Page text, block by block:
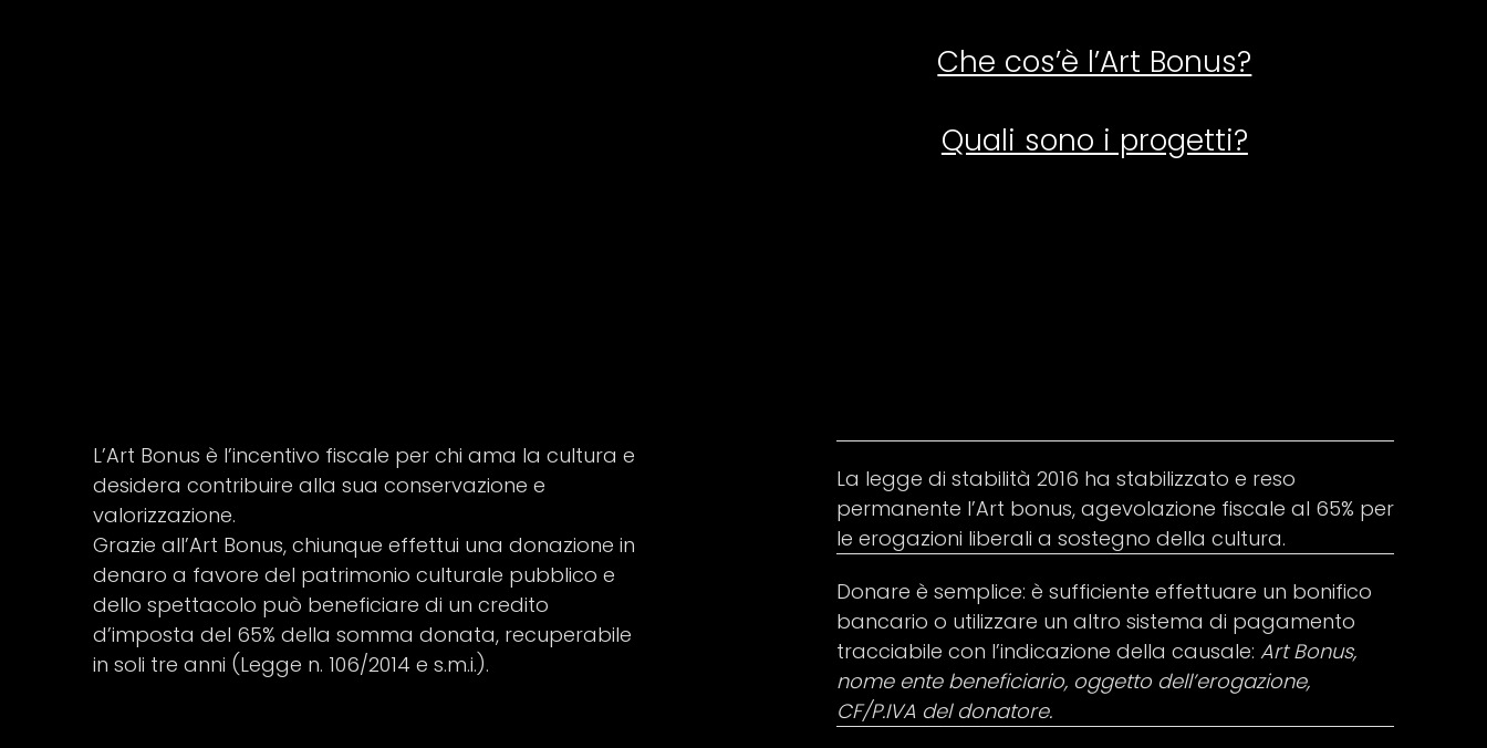
L’Art Bonus è l’incentivo fiscale per chi ama la cultura e
desidera contribuire alla sua conservazione e
valorizzazione.
Grazie all’Art Bonus, chiunque effettui una donazione in
denaro a favore del patrimonio culturale pubblico e
dello spettacolo può beneficiare di un credito
d’imposta del 65% della somma donata, recuperabile
in soli tre anni (Legge n. 106/2014 e s.m.i.).
La legge di stabilità 2016 ha stabilizzato e reso
permanente l’Art bonus, agevolazione fiscale al 65% per
le erogazioni liberali a sostegno della cultura.
Donare è semplice: è sufficiente effettuare un bonifico
bancario o utilizzare un altro sistema di pagamento
tracciabile con l’indicazione della causale: Art Bonus,
nome ente beneficiario, oggetto dell’erogazione,
CF/P.IVA del donatore.
Che cos’è l’Art Bonus?
Quali sono i progetti?